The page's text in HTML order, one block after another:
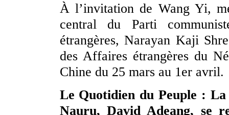
À l’invitation de Wang Yi,
central du Parti
étrangères, Narayan Kaji
des Affaires étrangères du
Chine du 25 mars au 1er avril.
Le Quotidien du Peuple :
Nauru, David Adeang, se